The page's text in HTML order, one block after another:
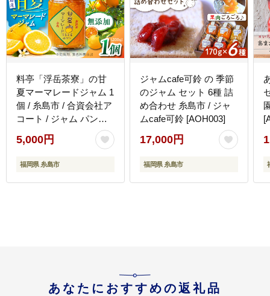
料亭「浮岳茶寮」の甘
夏マーマレードジャム 1
個 / 糸島市 / 合資会社ア
コート / ジャム パン
[AAK004]
5,000円
福岡県 糸島市
ジャムcafe可鈴 の 季節
のジャム セット 6種 詰
め合わせ 糸島市 / ジャ
ムcafe可鈴 [AOH003]
17,000円
福岡県 糸島市
あなたにおすすめの返礼品